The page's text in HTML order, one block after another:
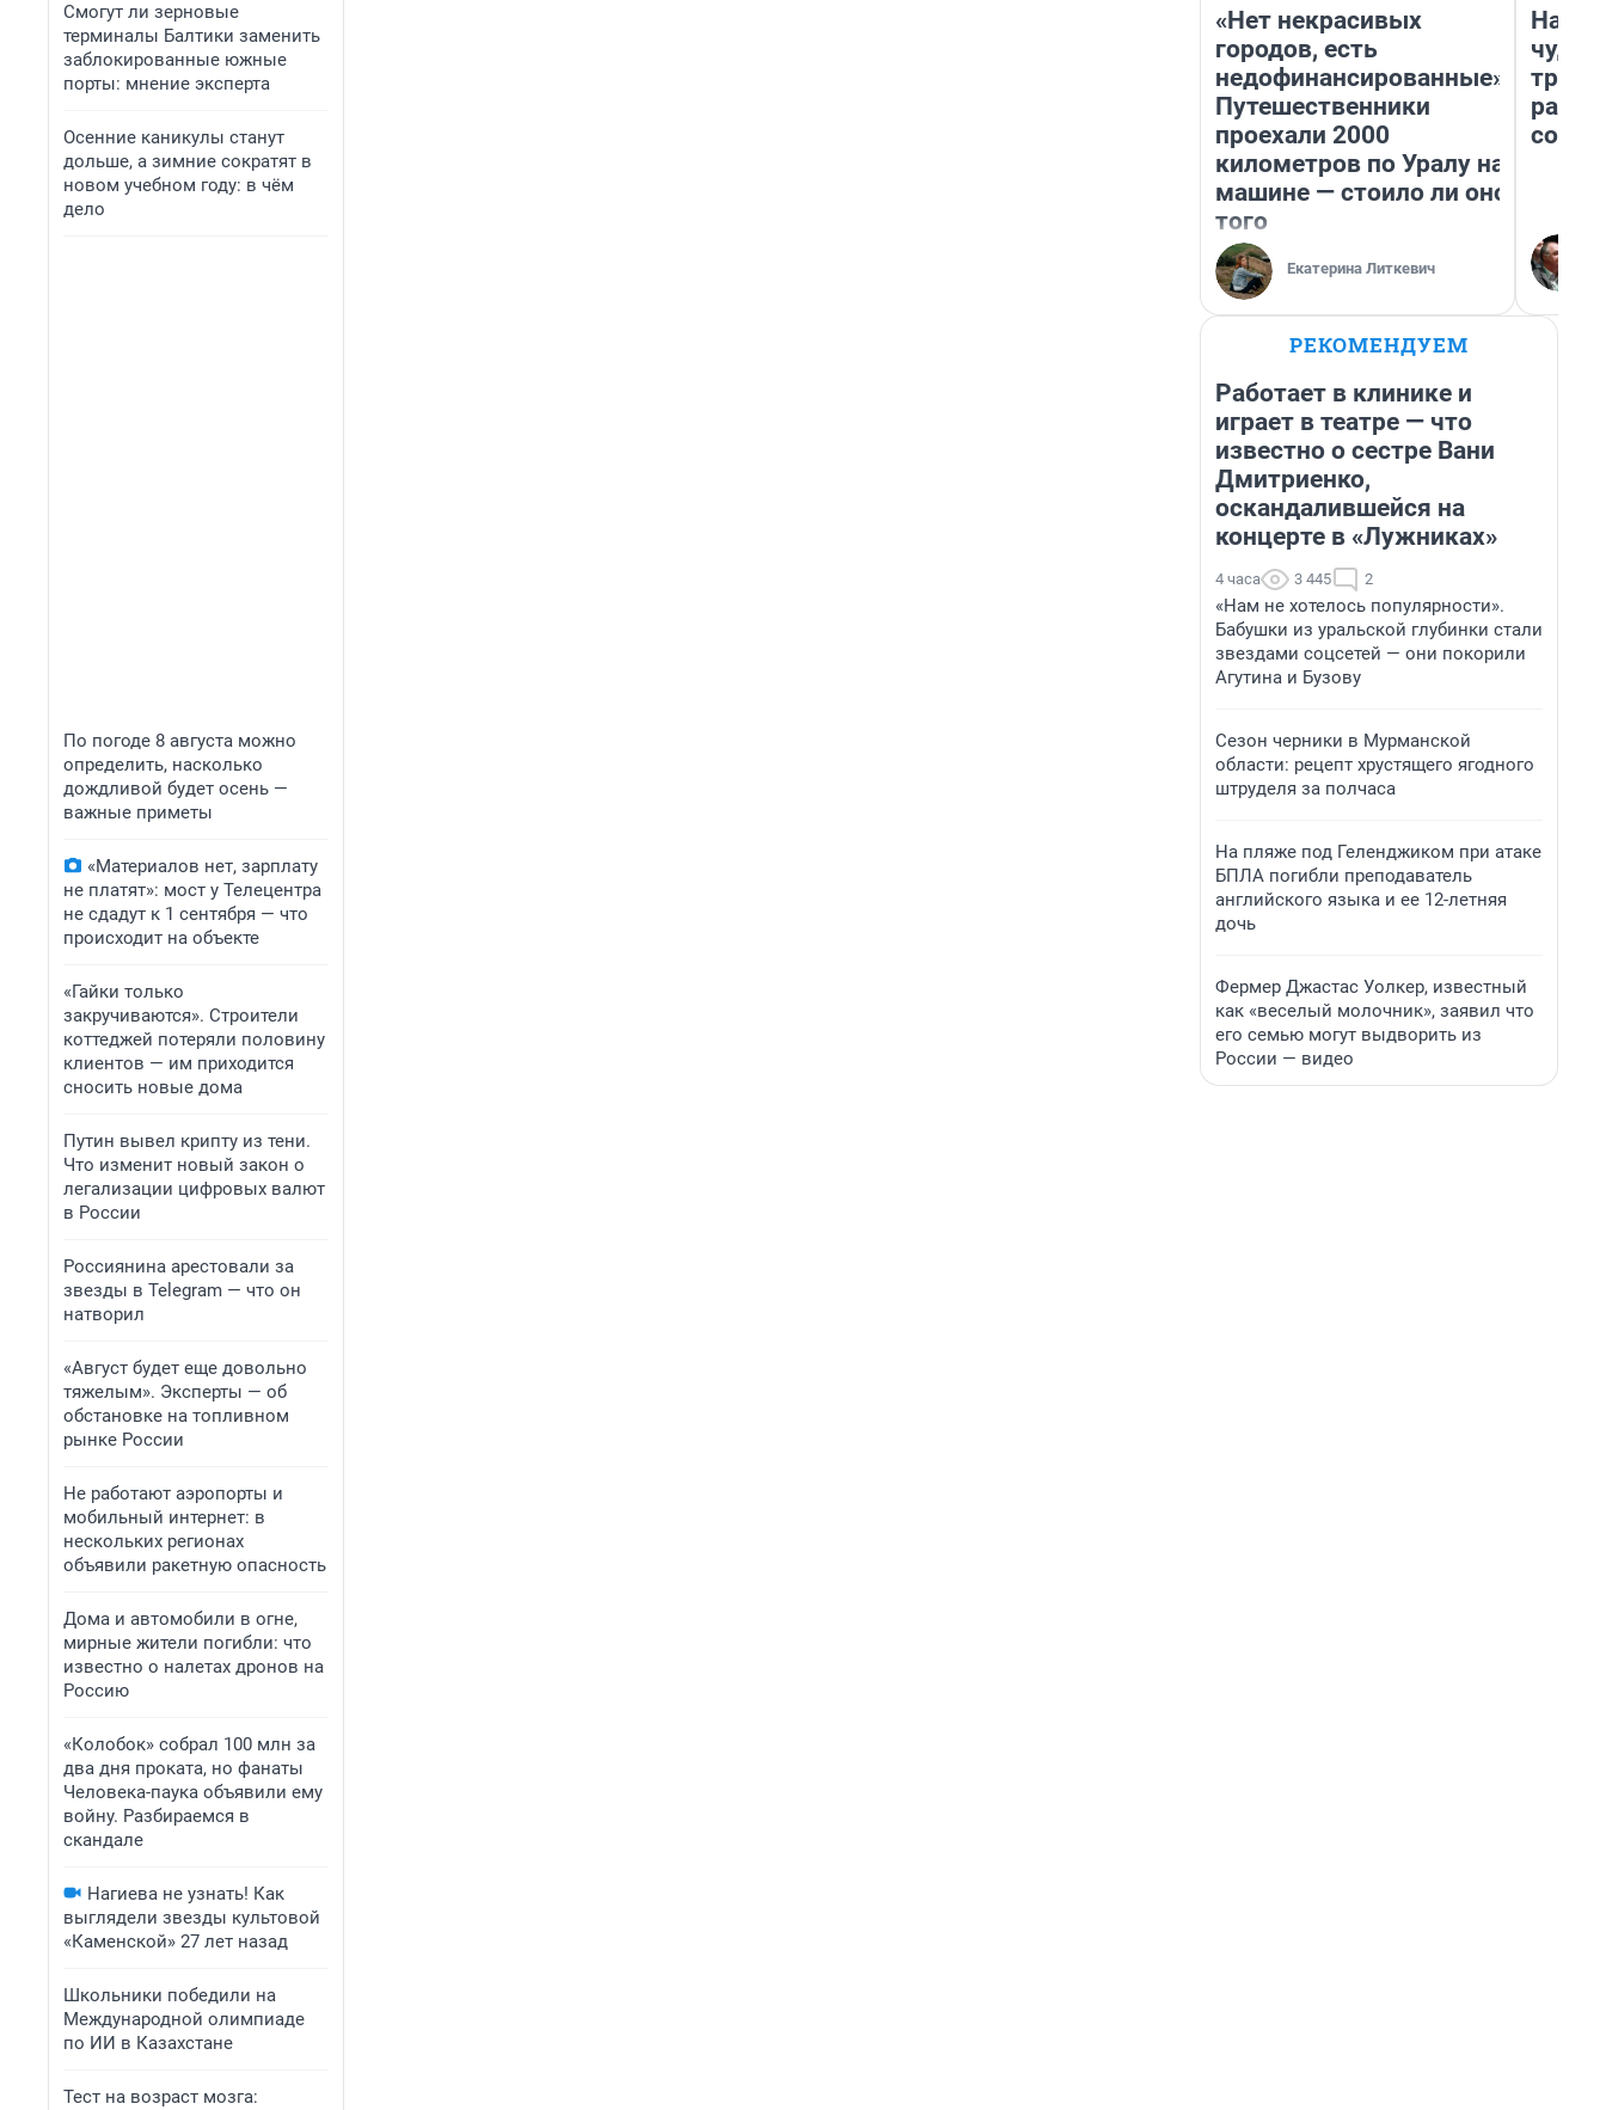
Смогут ли зерновые
терминалы Балтики заменить
заблокированные южные
порты: мнение эксперта
Осенние каникулы станут
дольше, а зимние сократят в
новом учебном году: в чём
дело
По погоде 8 августа можно
определить, насколько
дождливой будет осень —
важные приметы
«Материалов нет, зарплату
не платят»: мост у Телецентра
не сдадут к 1 сентября — что
происходит на объекте
«Гайки только
закручиваются». Строители
коттеджей потеряли половину
клиентов — им приходится
сносить новые дома
Путин вывел крипту из тени.
Что изменит новый закон о
легализации цифровых валют
в России
Россиянина арестовали за
звезды в Telegram — что он
натворил
«Август будет еще довольно
тяжелым». Эксперты — об
обстановке на топливном
рынке России
Не работают аэропорты и
мобильный интернет: в
нескольких регионах
объявили ракетную опасность
Дома и автомобили в огне,
мирные жители погибли: что
известно о налетах дронов на
Россию
«Колобок» собрал 100 млн за
два дня проката, но фанаты
Человека-паука объявили ему
войну. Разбираемся в
скандале
Нагиева не узнать! Как
выглядели звезды культовой
«Каменской» 27 лет назад
Школьники победили на
Международной олимпиаде
по ИИ в Казахстане
Тест на возраст мозга:
«Нет некрасивых
городов, есть
недофинансированные».
Путешественники
проехали 2000
километров по Уралу на
машине — стоило ли оно
того
Екатерина Литкевич
РЕКОМЕНДУЕМ
Работает в клинике и
играет в театре — что
известно о сестре Вани
Дмитриенко,
оскандалившейся на
концерте в «Лужниках»
4 часа 3 445 2
«Нам не хотелось популярности».
Бабушки из уральской глубинки стали
звездами соцсетей — они покорили
Агутина и Бузову
Сезон черники в Мурманской
области: рецепт хрустящего ягодного
штруделя за полчаса
На пляже под Геленджиком при атаке
БПЛА погибли преподаватель
английского языка и ее 12-летняя
дочь
Фермер Джастас Уолкер, известный
как «веселый молочник», заявил что
его семью могут выдворить из
России — видео